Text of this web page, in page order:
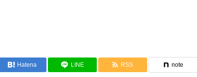
Hatena LINE RSS note